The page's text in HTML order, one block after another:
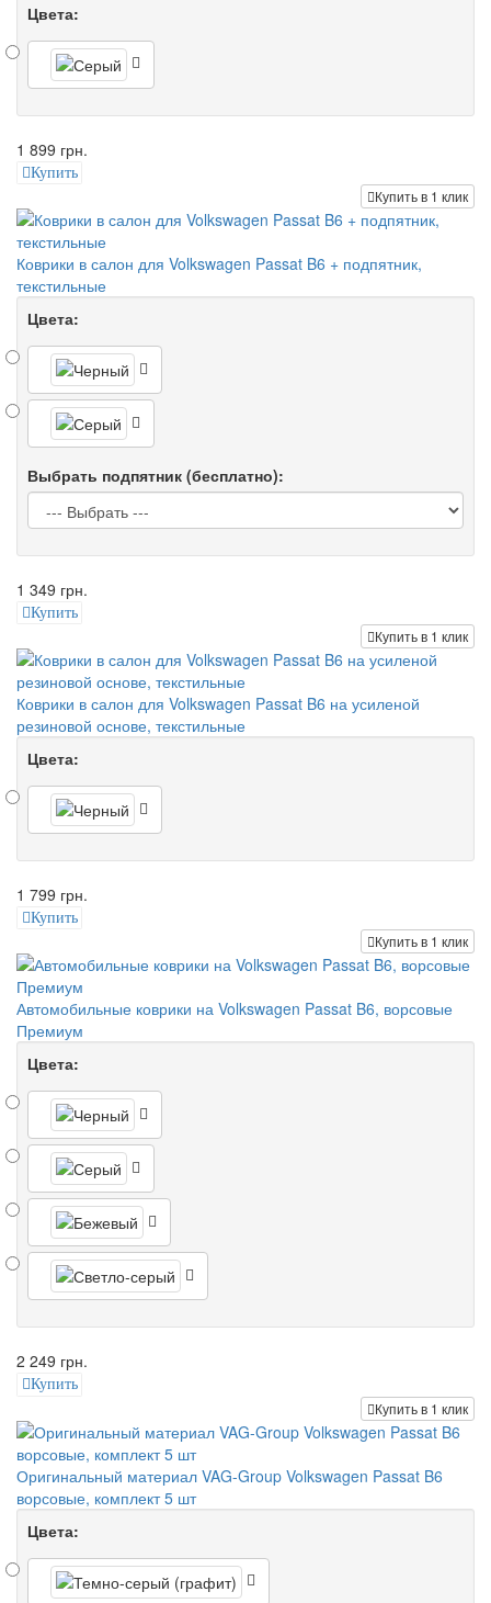
Цвета:
1 899 грн.
Купить
Купить в 1 клик
Коврики в салон для Volkswagen Passat B6 + подпятник,
текстильные
Цвета:
Выбрать подпятник (бесплатно):
1 349 грн.
Купить
Купить в 1 клик
Коврики в салон для Volkswagen Passat B6 на усиленой
резиновой основе, текстильные
Цвета:
1 799 грн.
Купить
Купить в 1 клик
Автомобильные коврики на Volkswagen Passat B6, ворсовые
Премиум
Цвета:
2 249 грн.
Купить
Купить в 1 клик
Оригинальный материал VAG-Group Volkswagen Passat B6
ворсовые, комплект 5 шт
Цвета: